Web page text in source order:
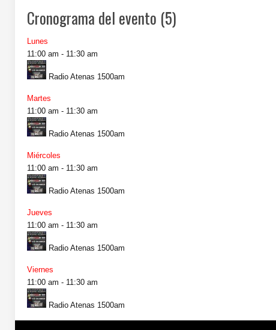
Cronograma del evento (5)
Lunes
11:00 am - 11:30 am
Radio Atenas 1500am
Martes
11:00 am - 11:30 am
Radio Atenas 1500am
Miércoles
11:00 am - 11:30 am
Radio Atenas 1500am
Jueves
11:00 am - 11:30 am
Radio Atenas 1500am
Viernes
11:00 am - 11:30 am
Radio Atenas 1500am